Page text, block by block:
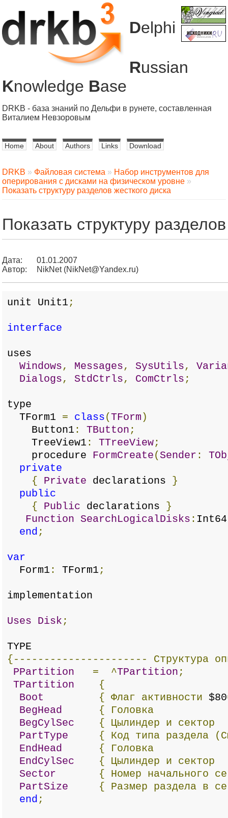
Delphi
Russian
Knowledge Base
DRKB - база знаний по Дельфи в рунете, составленная
Виталием Невзоровым
Home About Authors Links Download
DRKB » Файловая система » Набор инструментов для
оперирования с дисками на физическом уровне »
Показать структуру разделов жесткого диска
Показать структуру
Дата:
01.01.2007
Автор:
NikNet (NikNet@Yandex.ru)
unit Unit1 ;
interface
uses
Windows, Messages, SysUtils,
Dialogs, StdCtrls, ComCtrls ;
type
TForm1 = class(TForm )
Button1 : TButton ;
TreeView1 : TTreeView;
procedure FormCreate( Sender :
private
{
Private declarations }
public
{
Public declarations }
Function
SearchLogicalDisks : Int64
end ;
var
Form1 : TForm1 ;
implementation
Uses Disk ;
TYPE
{----------------------
Структура
PPartition
= ^TPartition ;
TPartition
{
Boot
{ Флаг активности $80
BegHead
{
Головка
BegCylSec
{ Цылиндер и
сектор
PartType
{ Код типа раздела
EndHead
{
Головка
EndCylSec
{ Цылиндер и
сектор
Sector
{ Номер начального
PartSize
{ Размер раздела в
end ;